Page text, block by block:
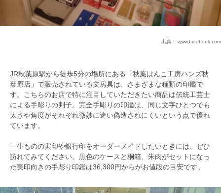
出典： www.facebook.com
JR秋葉原駅から徒歩5分の場所にある「秋葉はんこ工房ハンズ秋
葉原店」で販売されている文房具は、さまざまな種類の印鑑で
す。こちらのお店で特に注目していただきたい商品は伝統工芸士
による手彫りの判子。完全手彫りの印鑑は、同じ文字ひとつでも
太さや角度がそれぞれ微妙に違い偽造されにくいという点で優れ
ています。
一生ものの実印や銀行印をオーダーメイドしたいときには、ぜひ
訪れてみてください。黒色のケースと桐箱、朱肉がセットになっ
た実印向きの手彫り印鑑は36,300円からがお値段の目安です。